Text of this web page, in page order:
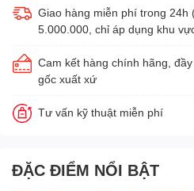
Giao hàng miễn phí trong
5.000.000, chỉ áp dụng khu
Cam kết hàng chính hãng,
gốc xuất xứ
Tư vấn kỹ thuật miễn phí
ĐẶC ĐIỂM NỔI BẬT